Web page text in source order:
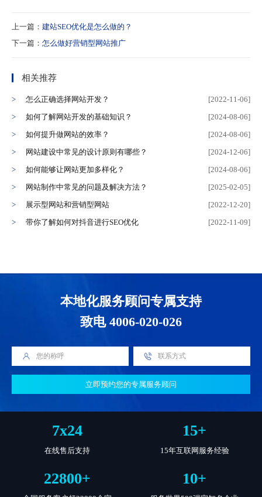
上一篇： 建站SEO优化是怎么做的？
下一篇： 怎么做好营销型网站推广
相关推荐
怎么正确选择网站开发？
[2022-11-06]
如何了解网站开发的基础知识？
[2024-08-06]
如何提升做网站的效率？
[2024-08-06]
网站建设中常见的设计原则有哪些？
[2024-12-06]
如何能够让网站更加多样化？
[2024-08-06]
网站制作中常见的问题及解决方法？
[2025-02-05]
展示型网站和营销型网站
[2022-12-20]
带你了解如何对抖音进行SEO优化
[2022-11-09]
本地化服务顾问专属支持
致电 4006-020-026
立即预约您的专属服务顾问
7x24
在线售后支持
15+
15年互联网服务经验
22800+ 10+